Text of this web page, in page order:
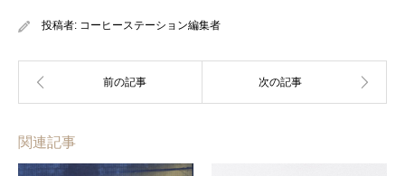
投稿者: コーヒーステーション編集者
関連記事